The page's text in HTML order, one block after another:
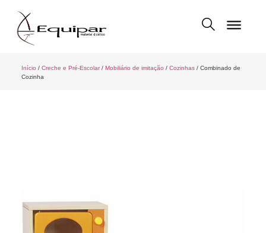
Início / Creche e Pré-Escolar/ Mobiliário de imitação / Cozinhas/ Combinado de
Cozinha